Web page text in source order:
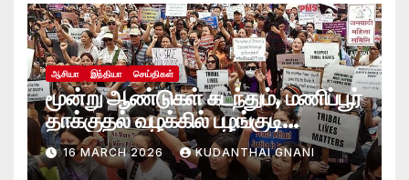
ஆசியா இந்தியா செய்திகள்
மூன்று ஆண்டுகள் கடந்தும், மணிப்பூர்
தாக்குதல் வழக்கில் பழங்குடி
பெண்களுக்கு எட்டாக்கனியாக உள்ள
நீதி
16 MARCH 2026 KUDANTHAI GNANI